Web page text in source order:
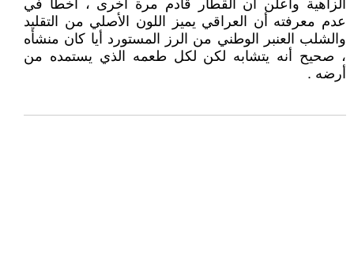
الزاهية وأعلن أن القطار قادم مرة أخرى ، أخطأ في
عدم معرفته أن العراقي يميز اللون الأصلي من التقليد
والشلب العنبر الوطني من الرز المستورد أيا كان منشأه
، صحيح أنه يتشابه لكن لكل طعمه الذي يستمده من
أرضه .